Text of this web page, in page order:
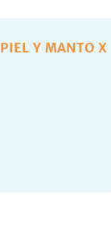
Y MANTO X